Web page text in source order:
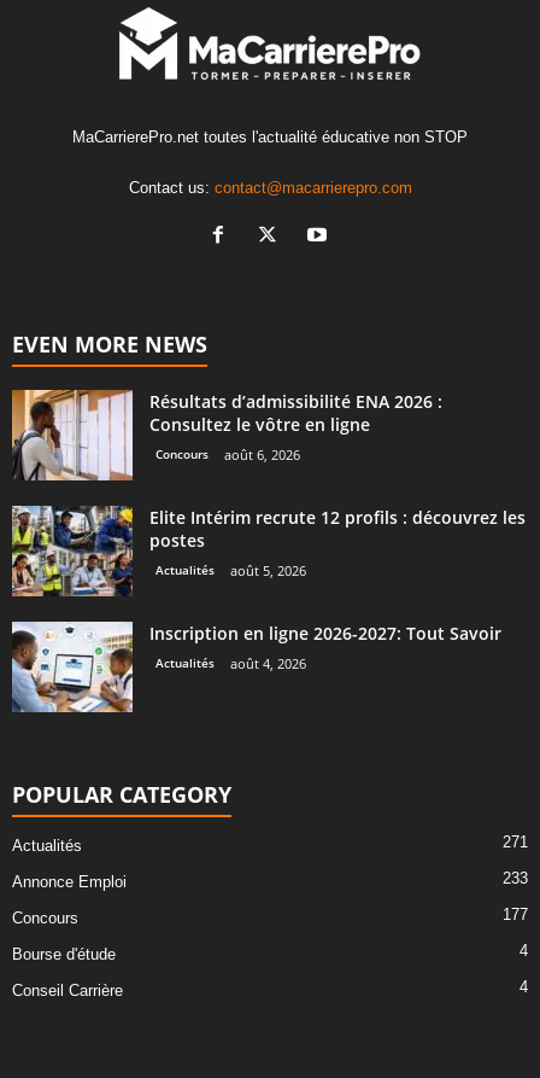
MaCarrierePro.net toutes l'actualité éducative non STOP
Contact us: contact@macarrierepro.com
EVEN MORE NEWS
Résultats d’admissibilité ENA 2026 :
Consultez le vôtre en ligne
Concours août 6, 2026
Elite Intérim recrute 12 profils : découvrez les
postes
Actualités août 5, 2026
Inscription en ligne 2026-2027: Tout Savoir
Actualités août 4, 2026
POPULAR CATEGORY
Actualités 271
Annonce Emploi 233
Concours 177
Bourse d'étude 4
Conseil Carrière 4